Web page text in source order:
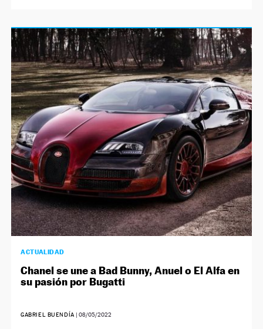
ACTUALIDAD
Chanel se une a Bad Bunny, Anuel o El Alfa en
su pasión por Bugatti
GABRIEL BUENDÍA | 08/05/2022